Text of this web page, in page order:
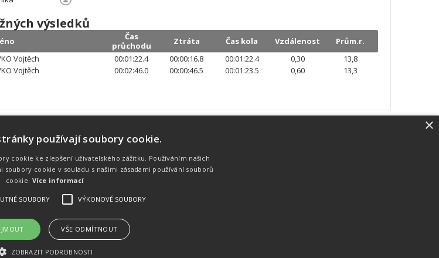
výsledků
Čas
průchodu
Ztráta Čas kola Vzdálenost
Prům.r.
Vojtěch 00:01:22.4 00:00:16.8 00:01:22.4 0,30
13,8
Vojtěch 00:02:46.0 00:00:46.5 00:01:23.5 0,60 13,3
tým
tým je schopen na profesionální
zajistit pořádání sportovních
Organizaci závodů, registraci na
měření, zpracování a publikaci
zakázku. Lze online publikovat výsledky
Úvod Kalendář akcí
×
používají soubory cookie.
cookie ke zlepšení uživatelského zážitku. Používáním našich
soubory cookie v souladu s našimi zásadami používání souborů
cookie. Více informací
SOUBORY VÝKONOVÉ SOUBORY
VŠE ODMÍTNOUT
ZOBRAZIT PODROBNOSTI